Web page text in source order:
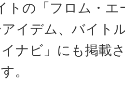
トの「フロム・
イデム、バイト
ナビ」にも掲載
。